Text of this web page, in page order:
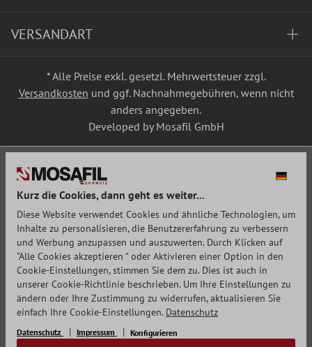
VERSANDART
* Alle Preise exkl. gesetzl. Mehrwertsteuer zzgl.
Versandkosten und ggf. Nachnahmegebühren, wenn nicht
anders angegeben.
Developed by Mosafil GmbH
Kurz die Cookies, dann geht es weiter...
Diese Website verwendet Cookies und ähnliche Technologien, um
Inhalte zu personalisieren, die Benutzererfahrung zu verbessern
und Werbung anzupassen und auszuwerten. Durch Klicken auf
"Alle Cookies akzeptieren " oder Aktivieren einer Option in den
Cookie-Einstellungen, stimmen Sie dem zu. Dies ist auch in
unserer Cookie-Richtlinie beschrieben. Um Ihre Einstellungen zu
ändern oder Ihre Zustimmung zu widerrufen, aktualisieren Sie
einfach Ihre Cookie-Einstellungen. Datenschutz
Datenschutz Impressum Konfigurieren